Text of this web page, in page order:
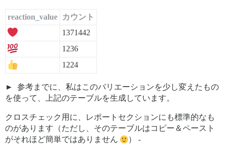
reaction_value
カウント
1371442
1236
1224
参考までに、私はこのバリエーションを少し変えたもの
を使って、上記のテーブルを生成しています。
クロスチェック用に、レポートセクションにも標準的なも
のがあります（ただし、そのテーブルはコピー＆ペースト
がそれほど簡単ではありません
） -